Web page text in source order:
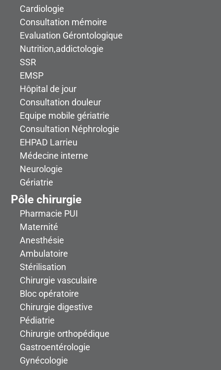
Z1 Zone 17
Maison des Usagers, Espace cultuel
Z1
Z1 Zone 19
Médecine du sport
Z2 Zone 2
Nutrition, Tabacologie, Addictologie (UFNA)
Z2 Zone 20
Z2 Zone 21
Gériatrie court séjour
Z2 Zone 22
Médecine interne, Soins Palliatifs
Z2 Zone 23
Chirurgie vasculaire
Z2 Soins de Suite et de Réadaptation (SSR)
Z2 Zone 25
Consultations: - Spécialités de niveau 2 - Mémoire
Cardiologie
Consultation mémoire
Evaluation Gérontologique
Nutrition,addictologie
SSR
EMSP
Hôpital de jour
Consultation douleur
Equipe mobile gériatrie
Consultation Néphrologie
EHPAD Larrieu
Médecine interne
Neurologie
Gériatrie
Pôle chirurgie
Pharmacie PUI
Maternité
Anesthésie
Ambulatoire
Stérilisation
Chirurgie vasculaire
Bloc opératoire
Chirurgie digestive
Pédiatrie
Chirurgie orthopédique
Gastroentérologie
Gynécologie